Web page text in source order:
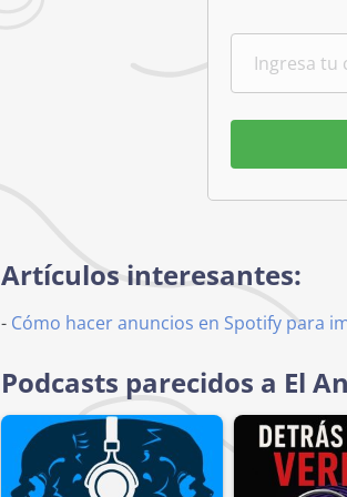
Artículos interesantes:
- Cómo hacer anuncios en Spotify para
Podcasts parecidos a El